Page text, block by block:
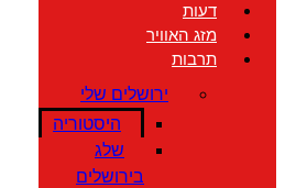
דעות
מזג האוויר
תרבות
ירושלים שלי
היסטוריה
שלג
בירושלים